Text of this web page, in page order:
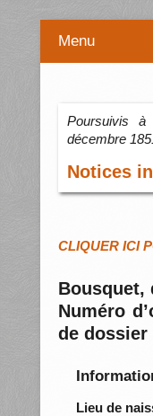
Menu
Poursuivis
décembre
Notices
CLIQUER ICI
Bousquet,
Numéro
de dossier
Lieu de